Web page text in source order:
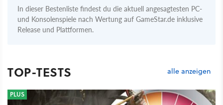
In dieser Bestenliste findest du die aktuell angesagtesten PC-
und Konsolenspiele nach Wertung auf GameStar.de inklusive
Release und Plattformen.
TOP-TESTS alle anzeigen
PLUS